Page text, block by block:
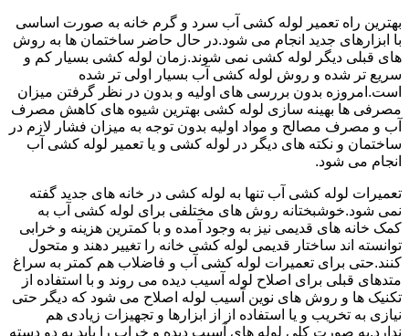
بهترین راه تعمیر لوله کشی آب سرد و گرم خانه به صورت اساسی
با ابزارهای جدید انجام می شود.در حال حاضر ساختمان ها به روش
های قبلی دیگر لوله کشی نمی شوند.زمان لوله کشی بسیار کم و
سریع تر شده و روش لوله کشی آب بسیار اولی تر شده
است.امروزه بدون بررسی های اولیه و بدون در نظر گرفتن میزان
مصرفی ها بهینه سازی لوله کشی بهترین شیوه های کاهش مصرف
آب و مصرف مصالح و مواد اولیه بدون توجه به میزان فشار لازم در
ساختمان و نکته های دیگر در لوله کشی و یا تعمیر لوله کشی آب
انجام می شود.
تعمیرات لوله کشی آب تنها به لوله کشی در خانه های جدید گفته
نمی شود.خوشبختانه روش های مختلفی برای لوله کشی آب به
کمک خانه های قدیمی نیز به وجود آمده و با کمترین هزینه و خرابی
توانسته اند ساختار قدیمی لوله کشی خانه را تغییر دهند و متحول
کنند.حتی برای تعمیرات لوله کشی آب و فاضلاب هم کمتر به سراغ
متدهای قبلی برای اصلاح لوله آسیب دیده می روند و با استفاده از
تکنیک ها و روش های نوین آسیب لوله اصلاح می شود که دیگر حتی
نیازی به تخریب و یا استفاده از از ابزارها و تجهیزات زیادی هم
ندارد.به صورت کلی لوله های آسیب دیده و خراب را باید به دو دسته